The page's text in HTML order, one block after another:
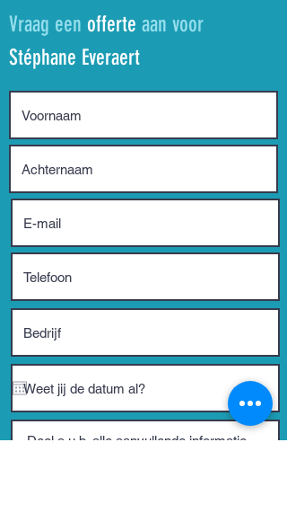
Vraag een offerte aan voor
Stéphane Everaert